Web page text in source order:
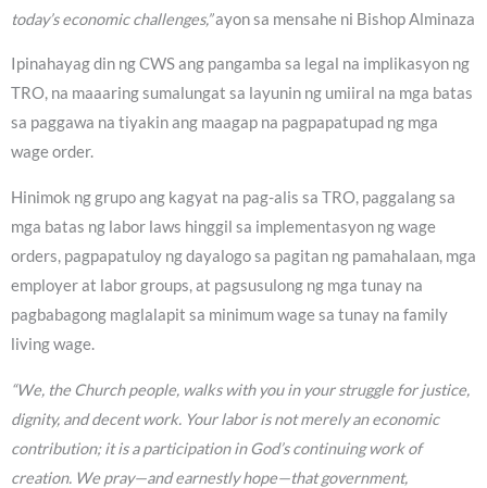
today’s economic challenges,”ayon sa mensahe ni Bishop Alminaza
Ipinahayag din ng CWS ang pangamba sa legal na implikasyon ng
TRO, na maaaring sumalungat sa layunin ng umiiral na mga batas
sa paggawa na tiyakin ang maagap na pagpapatupad ng mga
wage order.
Hinimok ng grupo ang kagyat na pag-alis sa TRO, paggalang sa
mga batas ng labor laws hinggil sa implementasyon ng wage
orders, pagpapatuloy ng dayalogo sa pagitan ng pamahalaan, mga
employer at labor groups, at pagsusulong ng mga tunay na
pagbabagong maglalapit sa minimum wage sa tunay na family
living wage.
“We, the Church people, walks with you in your struggle for justice,
dignity, and decent work. Your labor is not merely an economic
contribution; it is a participation in God’s continuing work of
creation. We pray—and earnestly hope—that government,